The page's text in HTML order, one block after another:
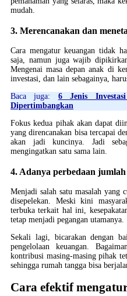
mudah.
3. Merencanakan dan
Cara mengatur keuangan tidak
saja, namun juga wajib
Mengenai masa depan anak di
investasi, dan lain sebagainya,
Baca juga: 6 Jenis
Dipertimbangkan
Fokus kedua pihak akan dapat
yang direncanakan bisa tercapai
akan jadi kuncinya. Jadi
mengingatkan satu sama lain.
4. Adanya perbedaan
Menjadi salah satu masalah yang
disepelekan. Meski kini
terbuka terkait hal ini,
tetap menjadi pegangan utamanya.
Sekali lagi, bicarakan dengan
pengelolaan keuangan.
kontribusi masing-masing pihak
sehingga rumah tangga bisa
Cara efektif